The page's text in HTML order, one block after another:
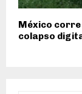
México
colapso